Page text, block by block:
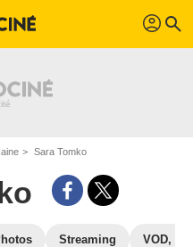
profil search
Sara Tomko
Streaming VOD,